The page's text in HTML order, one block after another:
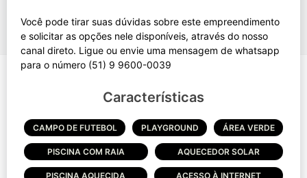
Você pode tirar suas dúvidas sobre este empreendimento
e solicitar as opções nele disponíveis, através do nosso
canal direto. Ligue ou envie uma mensagem de whatsapp
Características
CAMPO DE FUTEBOL PLAYGROUND ÁREA VERDE
PISCINA COM RAIA AQUECEDOR SOLAR
PISCINA AQUECIDA ACESSO À INTERNET